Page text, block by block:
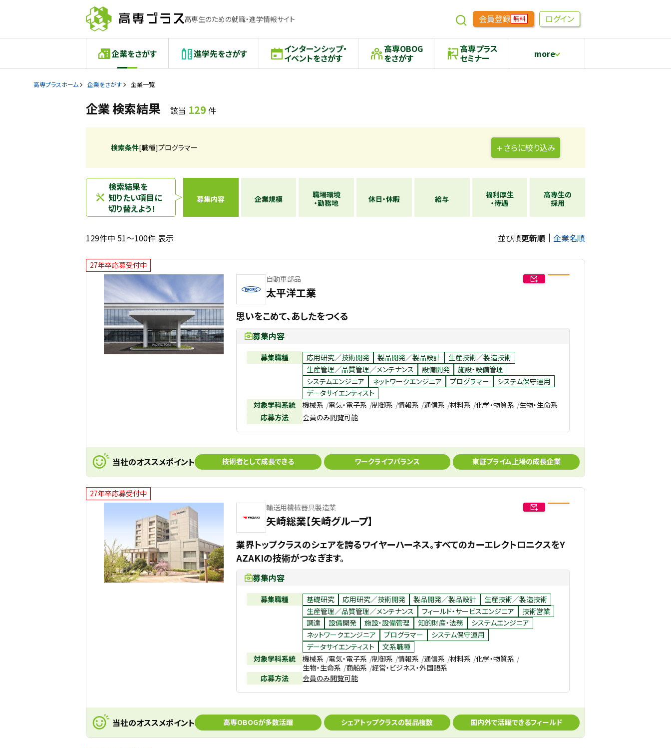
高専生のための就職・進学情報サイト 会員登録 無料 ログイン
企業をさがす 進学先をさがす インターンシップ・
イベントをさがす
高専OBOG
をさがす
高専プラス
セミナー more
高専プラスホーム 企業をさがす 企業一覧
企業 検索結果 該当 129 件
検索条件[職種]プログラマー さらに絞り込み
検索結果を
知りたい項目に
切り替えよう！
募集内容 企業規模
職場環境
・勤務地
休日・休暇 給与
福利厚生
・待遇
高専生の
採用
129件中 51～100件 表示 並び順更新順 企業名順
27年卒応募受付中
自動車部品
太平洋工業
思いをこめて、あしたをつくる
募集内容
募集職種 応用研究／技術開発 製品開発／製品設計
生産技術／製造技術
生産管理／品質管理／メンテナンス
設備開発
施設・設備管理
システムエンジニア
ネットワークエンジニア プログラマー
システム保守運用
データサイエンティスト
対象学科系統
機械系 電気・電子系 制御系 情報系 通信系 材料系 化学・物質系 生物・生命系
応募方法
会員のみ閲覧可能
当社のオススメポイント 技術者として成長できる ワークライフバランス 東証プライム上場の成長企業
27年卒応募受付中
輸送用機械器具製造業
矢崎総業【矢崎グループ】
業界トップクラスのシェアを誇るワイヤーハーネス。すべてのカーエレクトロニクスをY
AZAKIの技術がつなぎます。
募集内容
募集職種 基礎研究 応用研究／技術開発 製品開発／製品設計
生産技術／製造技術
生産管理／品質管理／メンテナンス
フィールド・サービスエンジニア
技術営業
調達
設備開発 施設・設備管理 知的財産・法務
システムエンジニア
ネットワークエンジニア
プログラマー
システム保守運用
データサイエンティスト
文系職種
対象学科系統
機械系 電気・電子系 制御系 情報系 通信系 材料系 化学・物質系
生物・生命系 商船系 経営・ビジネス・外国語系
応募方法
会員のみ閲覧可能
当社のオススメポイント 高専OBOGが多数活躍 シェアトップクラスの製品複数 国内外で活躍できるフィールド